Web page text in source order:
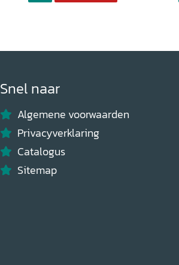
Snel naar
Algemene voorwaarden
Privacyverklaring
Catalogus
Sitemap